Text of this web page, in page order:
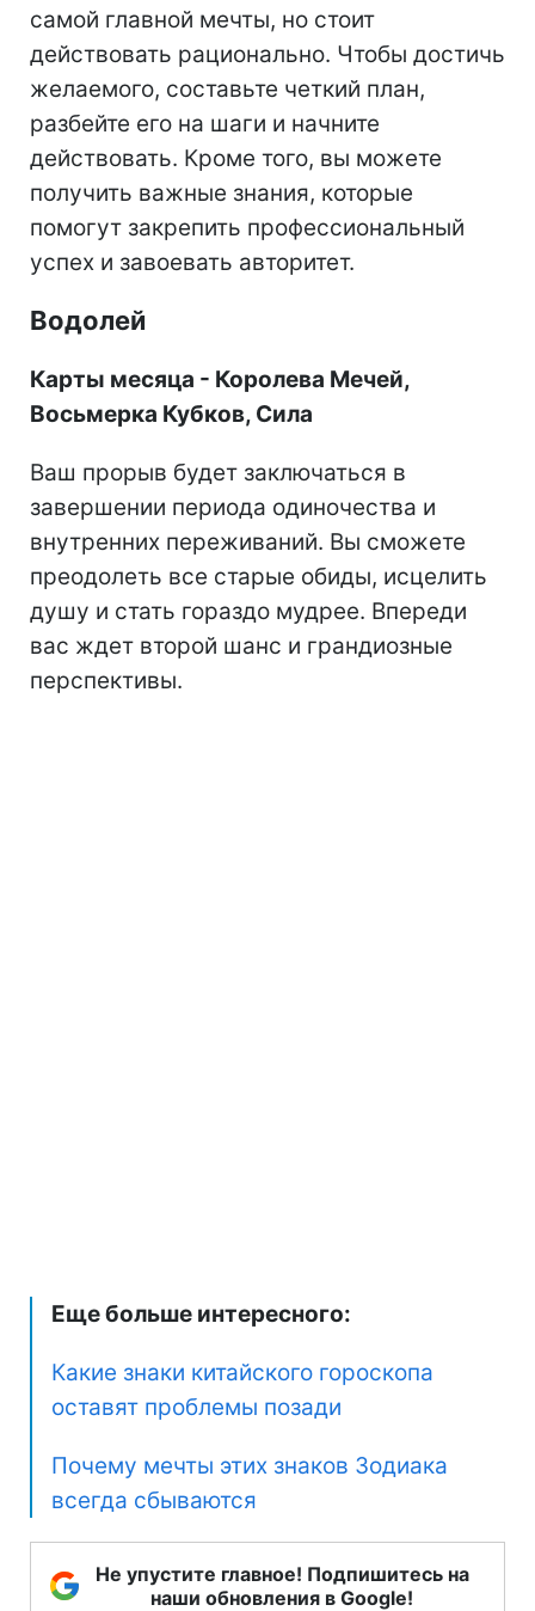
самой главной мечты, но стоит
действовать рационально. Чтобы достичь
желаемого, составьте четкий план,
разбейте его на шаги и начните
действовать. Кроме того, вы можете
получить важные знания, которые
помогут закрепить профессиональный
успех и завоевать авторитет.
Водолей
Карты месяца - Королева Мечей,
Восьмерка Кубков, Сила
Ваш прорыв будет заключаться в
завершении периода одиночества и
внутренних переживаний. Вы сможете
преодолеть все старые обиды, исцелить
душу и стать гораздо мудрее. Впереди
вас ждет второй шанс и грандиозные
перспективы.
Еще больше интересного:
Какие знаки китайского гороскопа
оставят проблемы позади
Почему мечты этих знаков Зодиака
всегда сбываются
Не упустите главное! Подпишитесь на
наши обновления в Google!